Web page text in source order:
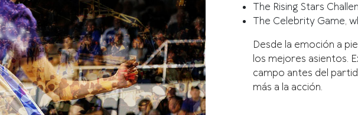
The Rising Stars
The Celebrity Game,
Desde la emoción a
los mejores asientos.
campo antes del
más a la acción.